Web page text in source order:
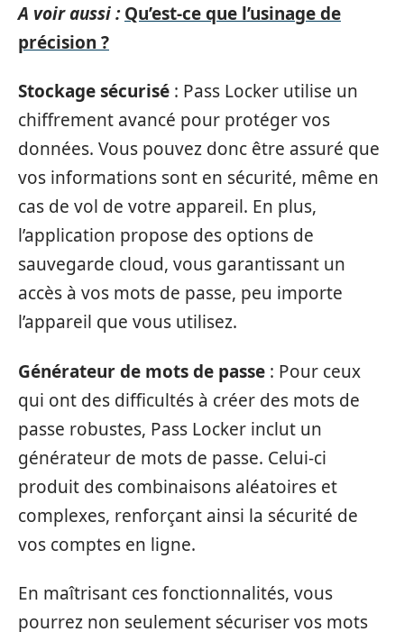
A voir aussi : Qu’est-ce que l’usinage de
précision ?
Stockage sécurisé : Pass Locker utilise un
chiffrement avancé pour protéger vos
données. Vous pouvez donc être assuré que
vos informations sont en sécurité, même en
cas de vol de votre appareil. En plus,
l’application propose des options de
sauvegarde cloud, vous garantissant un
accès à vos mots de passe, peu importe
l’appareil que vous utilisez.
Générateur de mots de passe : Pour ceux
qui ont des difficultés à créer des mots de
passe robustes, Pass Locker inclut un
générateur de mots de passe. Celui-ci
produit des combinaisons aléatoires et
complexes, renforçant ainsi la sécurité de
vos comptes en ligne.
En maîtrisant ces fonctionnalités, vous
pourrez non seulement sécuriser vos mots